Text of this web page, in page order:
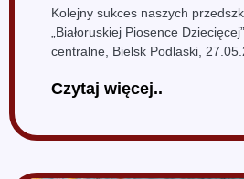
Kolejny sukces naszych
„Białoruskiej Piosence
centralne, Bielsk Podlaski,
Czytaj więcej..